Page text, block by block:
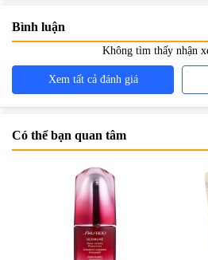
Bình luận
Không tìm thấy nhận
Xem tất cả đánh giá
Có thể bạn quan tâm